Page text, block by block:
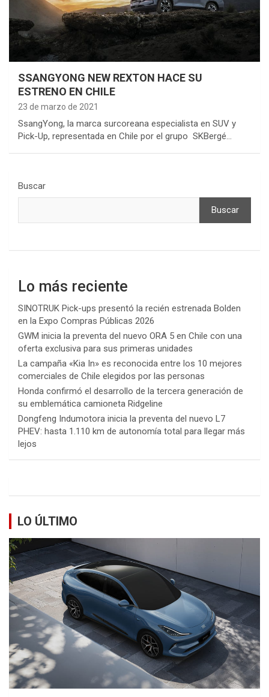
SSANGYONG NEW REXTON HACE SU
ESTRENO EN CHILE
23 de marzo de 2021
SsangYong, la marca surcoreana especialista en SUV y
Pick-Up, representada en Chile por el grupo SKBergé…
Buscar
Buscar
Lo más reciente
SINOTRUK Pick-ups presentó la recién estrenada Bolden
en la Expo Compras Públicas 2026
GWM inicia la preventa del nuevo ORA 5 en Chile con una
oferta exclusiva para sus primeras unidades
La campaña «Kia In» es reconocida entre los 10 mejores
comerciales de Chile elegidos por las personas
Honda confirmó el desarrollo de la tercera generación de
su emblemática camioneta Ridgeline
Dongfeng Indumotora inicia la preventa del nuevo L7
PHEV: hasta 1.110 km de autonomía total para llegar más
lejos
LO ÚLTIMO